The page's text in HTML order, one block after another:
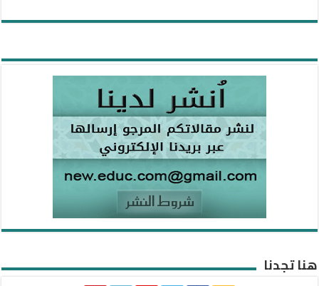
هنا تجدنا